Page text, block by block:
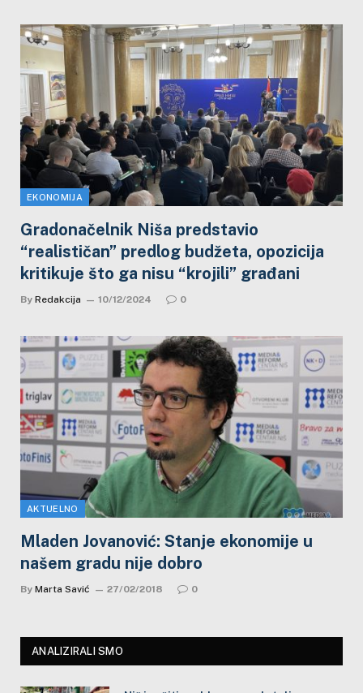
EKONOMIJA
Gradonačelnik Niša predstavio
“realističan” predlog budžeta, opozicija
kritikuje što ga nisu “krojili” građani
By Redakcija 10/12/2024 0
AKTUELNO
Mladen Jovanović: Stanje ekonomije u
našem gradu nije dobro
By Marta Savić 27/02/2018 0
ANALIZIRALI SMO